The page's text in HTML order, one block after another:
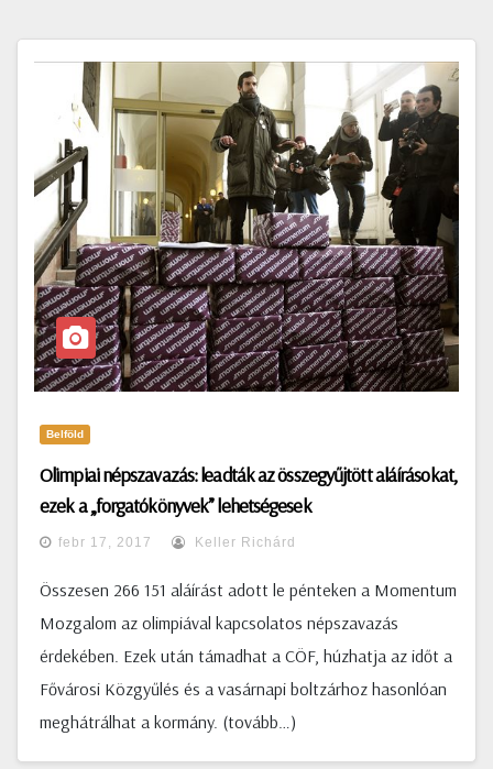
Belföld
Olimpiai népszavazás: leadták az összegyűjtött aláírásokat,
ezek a „forgatókönyvek” lehetségesek
febr 17, 2017 Keller Richárd
Összesen 266 151 aláírást adott le pénteken a Momentum
Mozgalom az olimpiával kapcsolatos népszavazás
érdekében. Ezek után támadhat a CÖF, húzhatja az időt a
Fővárosi Közgyűlés és a vasárnapi boltzárhoz hasonlóan
meghátrálhat a kormány. (tovább…)